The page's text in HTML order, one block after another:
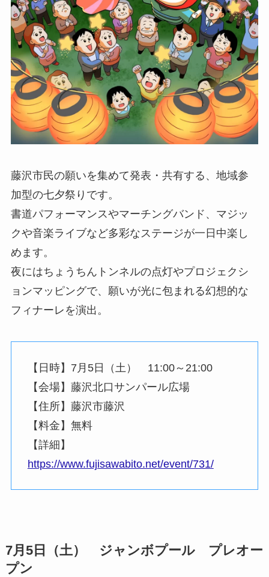
藤沢市民の願いを集めて発表・共有する、地域参
加型の七夕祭りです。
書道パフォーマンスやマーチングバンド、マジッ
クや音楽ライブなど多彩なステージが一日中楽し
めます。
夜にはちょうちんトンネルの点灯やプロジェクシ
ョンマッピングで、願いが光に包まれる幻想的な
フィナーレを演出。
【日時】7月5日（土） 11:00～21:00
【会場】藤沢北口サンパール広場
【住所】藤沢市藤沢
【料金】無料
【詳細】
https://www.fujisawabito.net/event/731/
7月5日（土） ジャンボプール プレオー
プン